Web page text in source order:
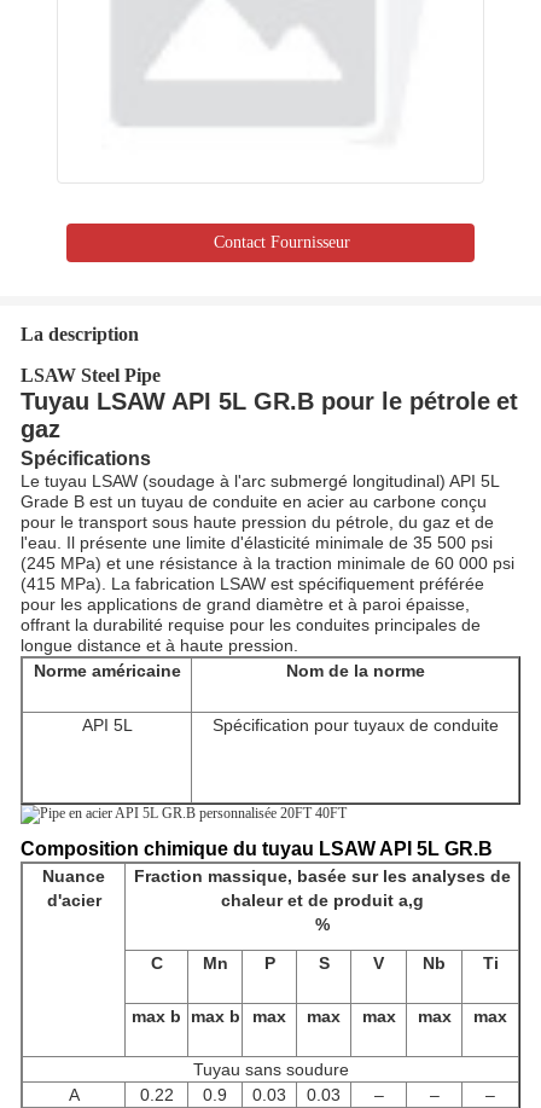
Contact Fournisseur
La description
LSAW Steel Pipe
Tuyau LSAW API 5L GR.B pour le pétrole et
gaz
Spécifications
Le tuyau LSAW (soudage à l'arc submergé longitudinal) API 5L
Grade B est un tuyau de conduite en acier au carbone conçu
pour le transport sous haute pression du pétrole, du gaz et de
l'eau. Il présente une limite d'élasticité minimale de 35 500 psi
(245 MPa) et une résistance à la traction minimale de 60 000 psi
(415 MPa). La fabrication LSAW est spécifiquement préférée
pour les applications de grand diamètre et à paroi épaisse,
offrant la durabilité requise pour les conduites principales de
longue distance et à haute pression.
Norme américaine
Nom de la norme
API 5L Spécification pour tuyaux de conduite
Composition chimique du tuyau LSAW API 5L GR.B
Nuance
d'acier
Fraction massique, basée sur les analyses de
chaleur et de produit a,g
%
C
Mn P S V Nb Ti
max b max b max max max max max
Tuyau sans soudure
A
0.22 0.9 0.03 0.03 – –
–